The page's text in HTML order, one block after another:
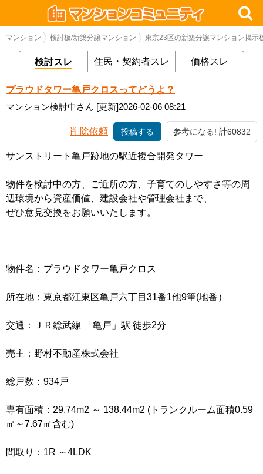
マンション 検討板/新築分譲マンション 東京23区の新築分譲マンション掲示
検討スレ 住民・契約者スレ 価格スレ
プラウドタワー亀戸クロスってどうよ？
マンション検討中さん [更新]2026-02-06 08:21
削除依頼 投稿する 参考になる! 計60832
サンストリート亀戸跡地の駅近複合開発タワー
物件を検討中の方、ご近所の方、子育てのしやすさ等の周
辺環境から資産価値、建設会社や管理会社まで、
ぜひ意見交換をお願いいたします。
物件名：プラウドタワー亀戸クロス
所在地：東京都江東区亀戸六丁目31番1他9筆(地番）
交通：ＪＲ総武線 「亀戸」駅 徒歩2分
売主：野村不動産株式会社
総戸数：934戸
専有面積：29.74m2 ～ 138.44m2 (トランクルーム面積0.59
㎡～7.67㎡含む)
間取り：1R ～4LDK